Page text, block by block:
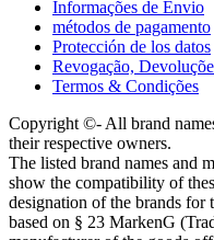
Informações de Envio
métodos de pagamento
Protección de los datos
Revogação,
Termos & Condições
Copyright ©- All brand
their respective owners.
The listed brand names and
show the compatibility of
designation of the brands for
based on § 23 MarkenG